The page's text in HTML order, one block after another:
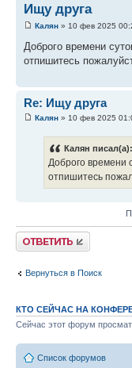
Ищу друга
Калян » 10 фев 2025
Доброго времени
отпишитесь
Re: Ищу друга
Калян » 10 фев 2025
Калян писал(а):
Доброго времени
отпишитесь
Ответить
Вернуться в Поиск
КТО СЕЙЧАС НА
Сейчас этот форум
Список форумов